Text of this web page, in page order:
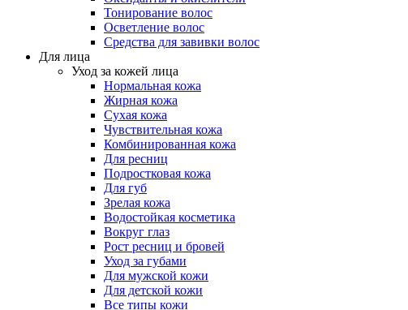
Тонирование волос
Осветление волос
Средства для завивки волос
Для лица
Уход за кожей лица
Нормальная кожа
Жирная кожа
Сухая кожа
Чувствительная кожа
Комбинированная кожа
Для ресниц
Подростковая кожа
Для губ
Зрелая кожа
Водостойкая косметика
Вокруг глаз
Рост ресниц и бровей
Уход за губами
Для мужской кожи
Для детской кожи
Все типы кожи